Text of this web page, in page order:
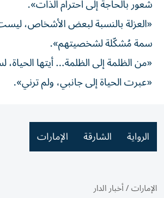
شعور بالحاجة إلى احترام الذات».
«العزلة بالنسبة لبعض الأشخاص،
سمة مُشكّلة لشخصيتهم».
«من الظلمة إلى الظلمة... أيتها
«عبرت الحياة إلى جانبي، ولم ترني».
الرواية الشارقة الإمارات
الإمارات/أخبار الدار